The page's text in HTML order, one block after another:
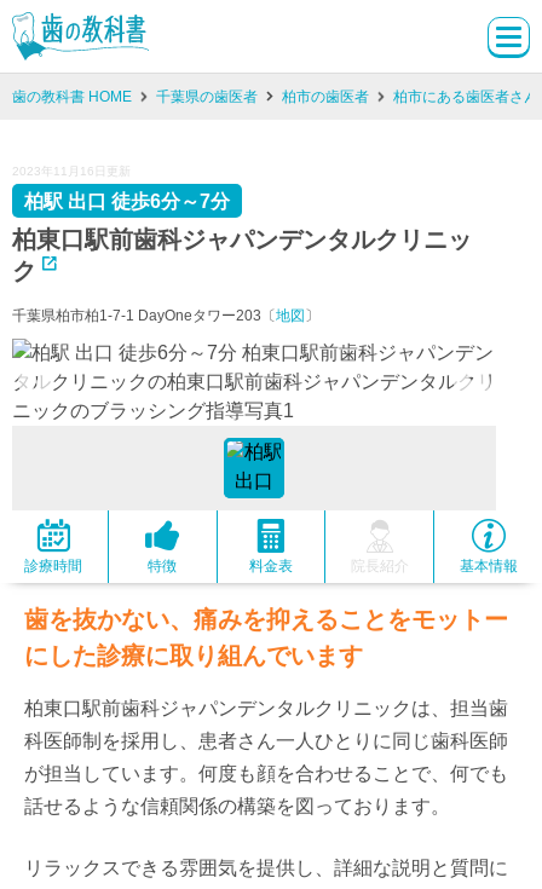
歯の教科書 HOME 千葉県の歯医者 柏市の歯医者 柏市にある歯医者さ
2023年11月16日更新
柏東口駅前歯科ジャパンデンタルクリニッ
ク
柏駅 出口 徒歩6分～7分
千葉県柏市柏1-7-1 DayOneタワー203〔地図 〕
診療時間 特徴 料金表 院長紹介 基本情報
歯を抜かない、痛みを抑えることをモットー
にした診療に取り組んでいます
柏東口駅前歯科ジャパンデンタルクリニックは、担当歯
科医師制を採用し、患者さん一人ひとりに同じ歯科医師
が担当しています。何度も顔を合わせることで、何でも
話せるような信頼関係の構築を図っております。
リラックスできる雰囲気を提供し、詳細な説明と質問に